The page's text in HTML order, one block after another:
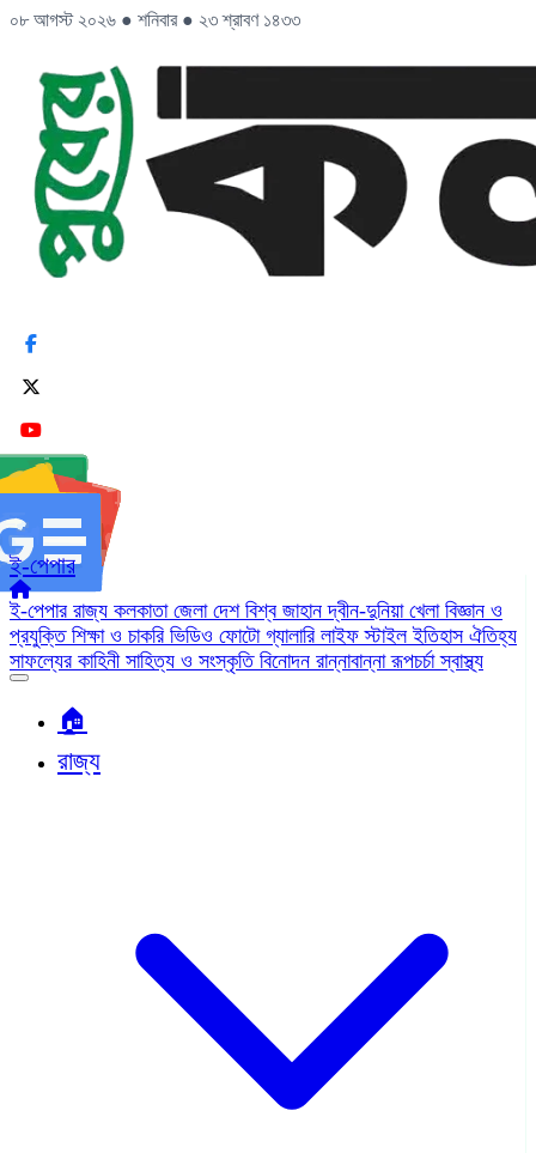
০৮ আগস্ট ২০২৬ ● শনিবার ● ২৩ শ্রাবণ ১৪৩৩
ই-পেপার
ই-পেপার রাজ্য কলকাতা জেলা দেশ বিশ্ব জাহানদ্বীন-দুনিয়া খেলা বিজ্ঞান ও
প্রযুক্তি শিক্ষা ও চাকরি ভিডিও ফোটো গ্যালারি লাইফ স্টাইলইতিহাস ঐতিহ্য
সাফল্যের কাহিনী সাহিত্য ও সংস্কৃতি বিনোদন রান্নাবান্নারূপচর্চাস্বাস্থ্য
🏠︎
রাজ্য